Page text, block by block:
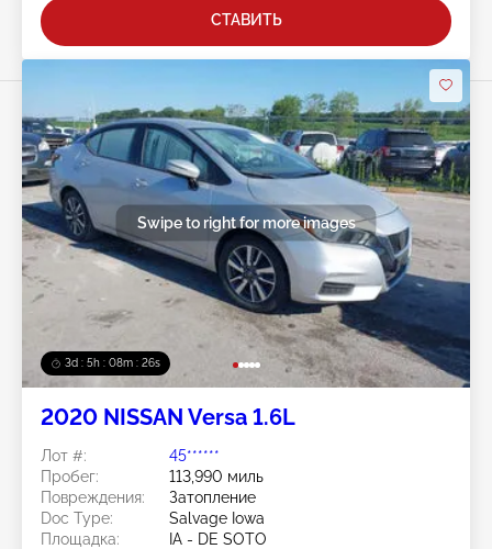
СТАВИТЬ
3d : 5h : 08m : 24s
Swipe to right for more images
2020 NISSAN Versa 1.6L
Лот #:
45******
Пробег:
113,990 миль
Повреждения:
Затопление
Doc Type:
Salvage Iowa
Площадка:
IA - DE SOTO